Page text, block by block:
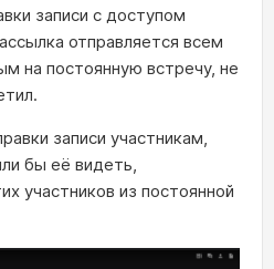
записи с доступом
отправляется всем
на постоянную встречу, не
записи участникам,
бы её видеть,
участников из постоянной